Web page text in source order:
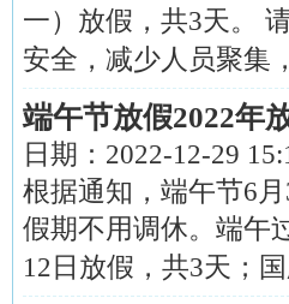
一）放假，共3天。
安全，减少人员聚集
端午节放假2022年
日期： 2022-12-29
根据通知，端午节6
假期不用调休。端午
12日放假，共3天；